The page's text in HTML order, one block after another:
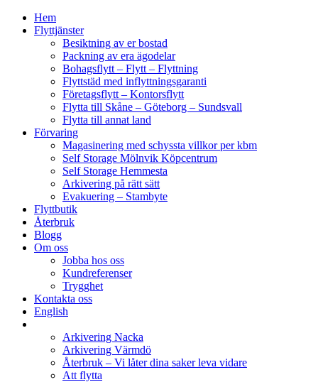
Hem
Flyttjänster
Besiktning av er bostad
Packning av era ägodelar
Bohagsflytt – Flytt – Flyttning
Flyttstäd med inflyttningsgaranti
Företagsflytt – Kontorsflytt
Flytta till Skåne – Göteborg – Sundsvall
Flytta till annat land
Förvaring
Magasinering med schyssta villkor per kbm
Self Storage Mölnvik Köpcentrum
Self Storage Hemmesta
Arkivering på rätt sätt
Evakuering – Stambyte
Flyttbutik
Återbruk
Blogg
Om oss
Jobba hos oss
Kundreferenser
Trygghet
Kontakta oss
English
Arkivering Nacka
Arkivering Värmdö
Återbruk – Vi låter dina saker leva vidare
Att flytta